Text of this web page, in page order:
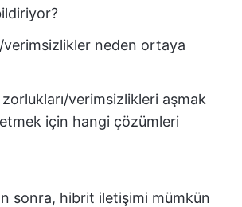
verimsizlikler neden ortaya
zorlukları/verimsizlikleri aşmak
için hangi çözümleri
sonra, hibrit iletişimi mümkün